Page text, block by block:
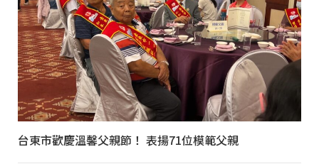
台東市歡慶溫馨父親節！ 表揚71位模範父親